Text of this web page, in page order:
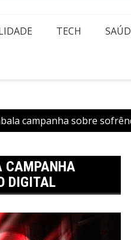
TECH
campanha sobre
CAMPANHA
DIGITAL